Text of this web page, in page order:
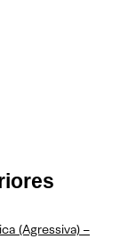
(Agressiva) –